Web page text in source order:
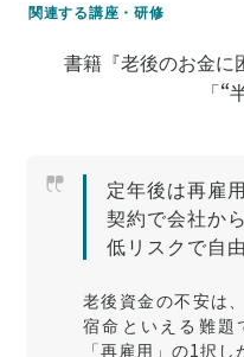
書籍『老後のお金に
「
定年後は再雇
契約で会社か
低リスクで自
老後資金の不安は
宿命といえる難題
「再雇用」の1択
関連する講座・研修